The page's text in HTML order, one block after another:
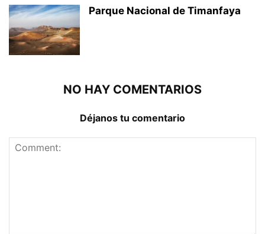
Parque Nacional de Timanfaya
NO HAY COMENTARIOS
Déjanos tu comentario